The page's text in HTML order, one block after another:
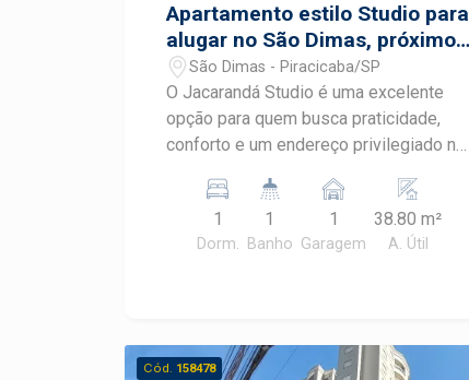
Apartamento estilo Studio para
alugar no São Dimas, próximo
a ESALQ
São Dimas - Piracicaba/SP
O Jacarandá Studio é uma excelente
opção para quem busca praticidade,
conforto e um endereço privilegiado no
regiões mais valorizadas de Piracicaba.
Localizado próximo à ESALQ/USP,
oferece fácil acesso a comércios,
aproximadamente 40 m²; Pé-direito
1
Dorm.
1
Banho
1
Garagem
38.80 m²
A. Útil
Cód. 158478